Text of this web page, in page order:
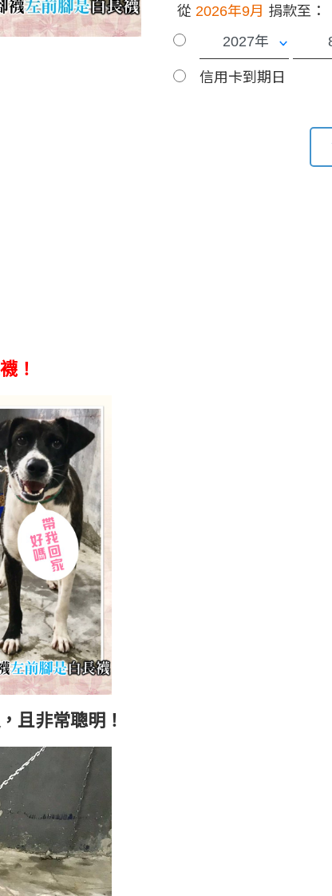
！
且非常聰明！
從 2026年9月 捐款至：
信用卡到期日